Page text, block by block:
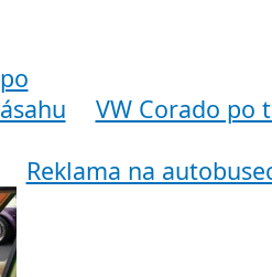
VW Corado po
Reklama na